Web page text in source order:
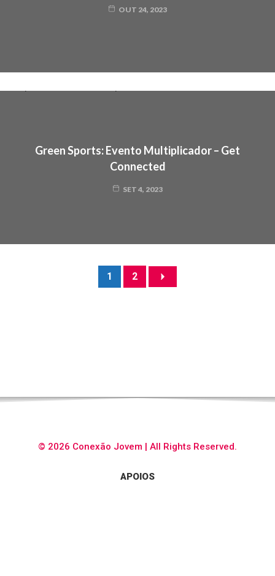
OUT 24, 2023
Green Sports: Evento Multiplicador – Get
Connected
SET 4, 2023
1 2
© 2026 Conexão Jovem | All Rights Reserved.
APOIOS